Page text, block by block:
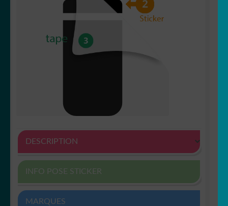
DESCRIPTION
INFO POSE STICKER
MARQUES